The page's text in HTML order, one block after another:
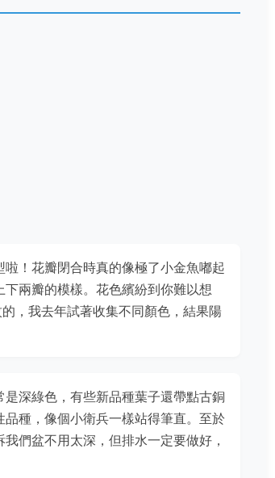
！花瓣閉合時真的像極了小金魚嘟起
兩瓣的模樣。花色繽紛到你難以想
，我去年試著收集不同顏色，結果陽
深綠色，有些新品種葉子還帶點古銅
品種，像個小衛兵一樣站得筆直。至於
們盆不用太深，但排水一定要做好，